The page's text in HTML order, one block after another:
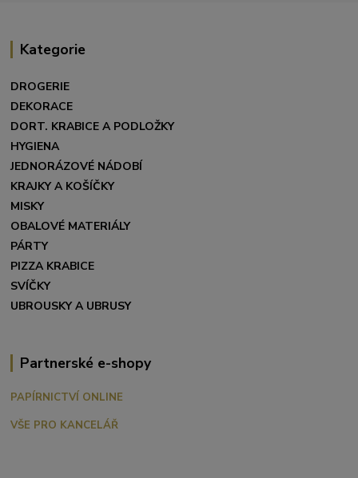
Kategorie
DROGERIE
DEKORACE
DORT. KRABICE A PODLOŽKY
HYGIENA
JEDNORÁZOVÉ NÁDOBÍ
KRAJKY A KOŠÍČKY
MISKY
OBALOVÉ MATERIÁLY
PÁRTY
PIZZA KRABICE
SVÍČKY
UBROUSKY A UBRUSY
Partnerské e-shopy
PAPÍRNICTVÍ ONLINE
VŠE PRO KANCELÁŘ